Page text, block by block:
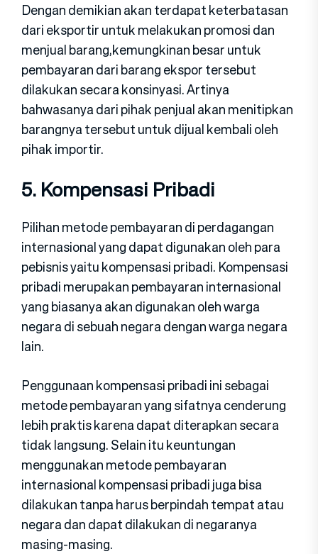
Dengan demikian akan terdapat keterbatasan
dari eksportir untuk melakukan promosi dan
menjual barang,kemungkinan besar untuk
pembayaran dari barang ekspor tersebut
dilakukan secara konsinyasi. Artinya
bahwasanya dari pihak penjual akan menitipkan
barangnya tersebut untuk dijual kembali oleh
pihak importir.
5. Kompensasi Pribadi
Pilihan metode pembayaran di perdagangan
internasional yang dapat digunakan oleh para
pebisnis yaitu kompensasi pribadi. Kompensasi
pribadi merupakan pembayaran internasional
yang biasanya akan digunakan oleh warga
negara di sebuah negara dengan warga negara
lain.
Penggunaan kompensasi pribadi ini sebagai
metode pembayaran yang sifatnya cenderung
lebih praktis karena dapat diterapkan secara
tidak langsung. Selain itu keuntungan
menggunakan metode pembayaran
internasional kompensasi pribadi juga bisa
dilakukan tanpa harus berpindah tempat atau
negara dan dapat dilakukan di negaranya
masing-masing.